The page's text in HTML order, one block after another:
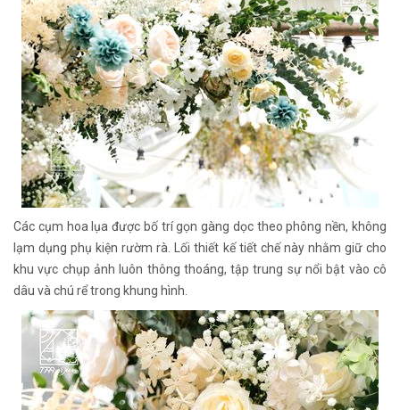
Các cụm hoa lụa được bố trí gọn gàng dọc theo phông nền, không
lạm dụng phụ kiện rườm rà. Lối thiết kế tiết chế này nhằm giữ cho
khu vực chụp ảnh luôn thông thoáng, tập trung sự nổi bật vào cô
dâu và chú rể trong khung hình.